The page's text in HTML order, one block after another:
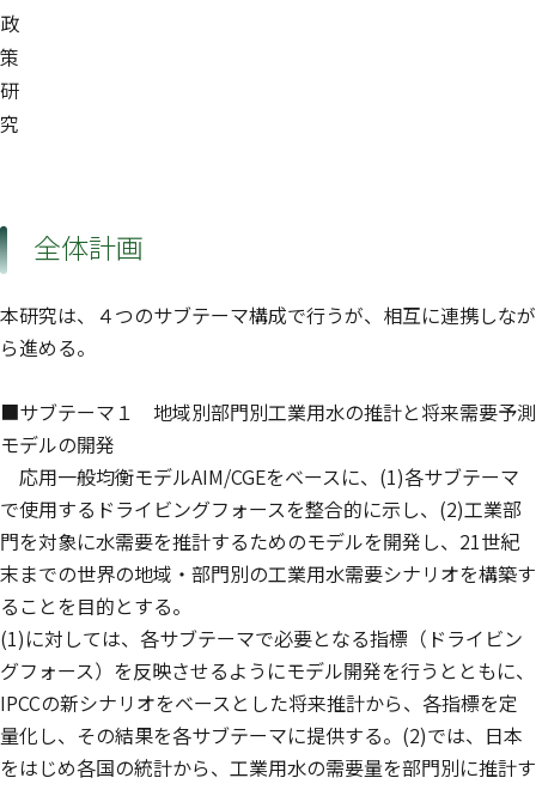
政
策
研
究
全体計画
本研究は、４つのサブテーマ構成で行うが、相互に連携しなが
ら進める。
■サブテーマ１ 地域別部門別工業用水の推計と将来需要予測
モデルの開発
応用一般均衡モデルAIM/CGEをベースに、(1)各サブテーマ
で使用するドライビングフォースを整合的に示し、(2)工業部
門を対象に水需要を推計するためのモデルを開発し、21世紀
末までの世界の地域・部門別の工業用水需要シナリオを構築す
ることを目的とする。
(1)に対しては、各サブテーマで必要となる指標（ドライビン
グフォース）を反映させるようにモデル開発を行うとともに、
IPCCの新シナリオをベースとした将来推計から、各指標を定
量化し、その結果を各サブテーマに提供する。(2)では、日本
をはじめ各国の統計から、工業用水の需要量を部門別に推計す